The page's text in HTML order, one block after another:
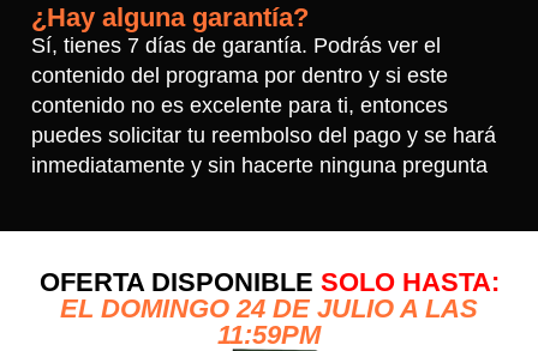
¿Hay alguna garantía?
Sí, tienes 7 días de garantía. Podrás ver el
contenido del programa por dentro y si este
contenido no es excelente para ti, entonces
puedes solicitar tu reembolso del pago y se hará
inmediatamente y sin hacerte ninguna pregunta
OFERTA DISPONIBLE SOLO HASTA:
EL DOMINGO 24 DE JULIO A LAS
11:59PM